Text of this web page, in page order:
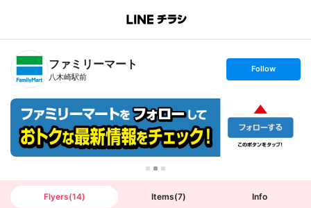
B
n
T
ファミリーマート
八木崎駅前
s
t
w
Follow
Flyers(14) Items(7) Info